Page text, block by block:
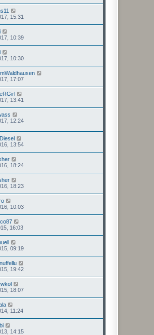
15:31
10:39
10:30
17:07
13:41
12:24
13:54
18:24
18:23
10:03
16:03
09:19
19:42
18:07
11:24
14:15